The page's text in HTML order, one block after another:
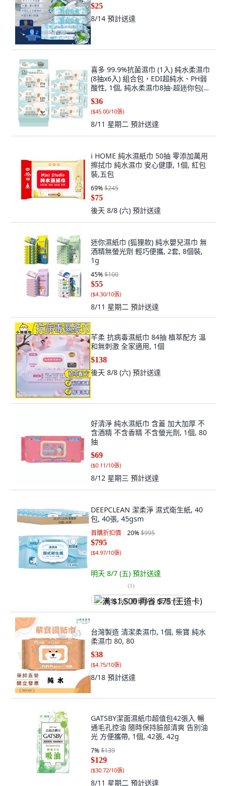
$25
8/14 預計送達
喜多 99.9%抗菌濕巾 (1入) 純水柔濕巾
(8抽x6入) 組合包，EDI超純水、PH弱
酸性, 1個, 純水柔濕巾8抽-超迷你包(6
入), 8抽
$36
($45.00/10張)
8/11 星期二 預計送達
i HOME 純水濕紙巾 50抽 零添加萬用
擦拭巾 純水濕巾 安心健康, 1個, 紅包
裝,五包
69%$245
$75
後天 8/8 (六) 預計送達
迷你濕紙巾 (狐狸款) 純水嬰兒濕巾 無
酒精無螢光劑 輕巧便攜, 2套, 8個裝,
1g
45%$100
$55
($4.30/10張)
8/11 星期二 預計送達
芊柔 抗病毒濕紙巾 84抽 植萃配方 溫
和無刺激 全家適用, 1個
$138
後天 8/8 (六) 預計送達
好清淨 純水濕紙巾 含蓋 加大加厚 不
含酒精 不含香精 不含螢光劑, 1個, 80
抽
$69
($0.11/10張)
8/12 星期三 預計送達
DEEPCLEAN 潔柔淨 濕式衛生紙, 40
包, 40張, 45gsm
首購折扣價 20%$995
$795
($4.97/10張)
明天 8/7 (五) 預計送達
(1)
满 $1,500 再省 $75 (王道卡)
台灣製造 清潔柔濕巾, 1個, 柴寶 純水
柔濕巾 80, 80
$38
($4.75/10張)
8/18 預計送達
GATSBY潔面濕紙巾超值包42張入 暢
通毛孔控油 隨時保持臉部清爽 告別油
光 方便攜帶, 1個, 42張, 42g
7%$139
$129
($30.72/10張)
8/11 星期二 預計送達